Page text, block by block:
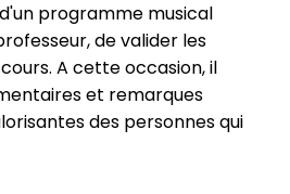
programme musical
de valider les
A cette occasion, il
et remarques
des personnes qui